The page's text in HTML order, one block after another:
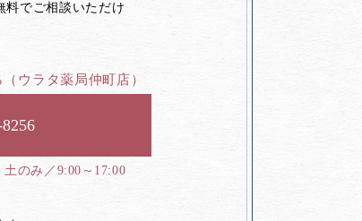
料でご相談いただけ
（ウラタ薬局仲町店）
のみ／9:00～17:00